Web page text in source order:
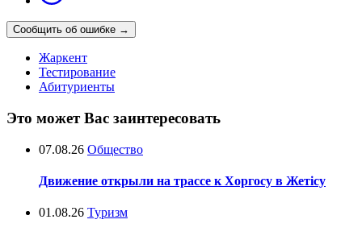
Сообщить об ошибке →
Жаркент
Тестирование
Абитуриенты
Это может Вас заинтересовать
07.08.26 Общество
Движение открыли на трассе к Хоргосу в Жетісу
01.08.26 Туризм